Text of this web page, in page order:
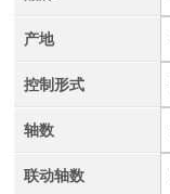
产地
控制形式
轴数
联动轴数